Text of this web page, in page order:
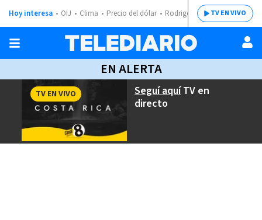
Hoy interesa OIJ Clima Precio del dólar Rodrigo ChavesTV EN VIVO
EN ALERTA
Seguí aquíTV en
directo
TV EN VIVO